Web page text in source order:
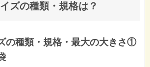
ズの種類・規格は？
の種類・規格・最大の大きさ①